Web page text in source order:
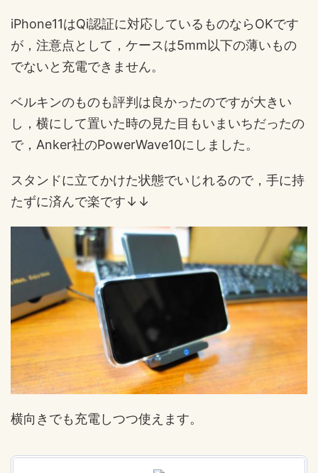
iPhone11はQi認証に対応しているものならOKです
が，注意点として，ケースは5mm以下の薄いもの
でないと充電できません。
ベルキンのものも評判は良かったのですが大きい
し，横にして置いた時の見た目もいまいちだったの
で，Anker社のPowerWave10にしました。
スタンドに立てかけた状態でいじれるので，手に持
たずに済んで楽です↓↓
横向きでも充電しつつ使えます。